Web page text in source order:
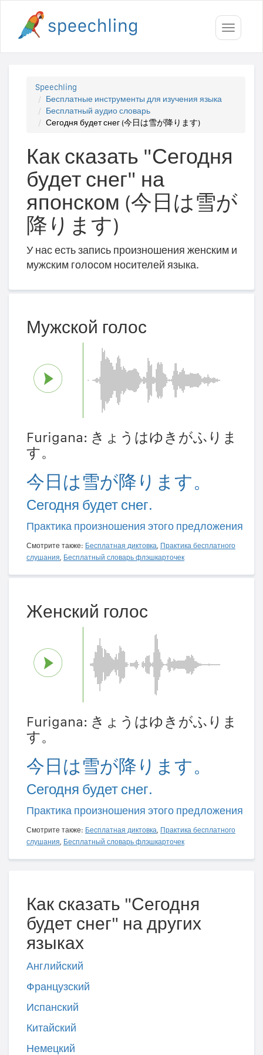
Toggle
Speechling
Бесплатные инструменты для изучения языка
Бесплатный аудио словарь
Сегодня будет снег (今日は雪が降ります)
Как сказать "Сегодня
будет снег" на
японском (今日は雪が
降ります)
У нас есть запись произношения женским и
мужским голосом носителей языка.
Мужской голос
Furigana: きょうはゆきがふりま
す。
今日は雪が降ります。
Сегодня будет снег.
Практика произношения этого предложения
Смотрите также: Бесплатная диктовка, Практика бесплатного
слушания, Бесплатный словарь флэшкарточек
Женский голос
Furigana: きょうはゆきがふりま
す。
今日は雪が降ります。
Сегодня будет снег.
Практика произношения этого предложения
Смотрите также: Бесплатная диктовка, Практика бесплатного
слушания, Бесплатный словарь флэшкарточек
Как сказать "Сегодня
будет снег" на других
языках
Английский
Французский
Испанский
Китайский
Немецкий